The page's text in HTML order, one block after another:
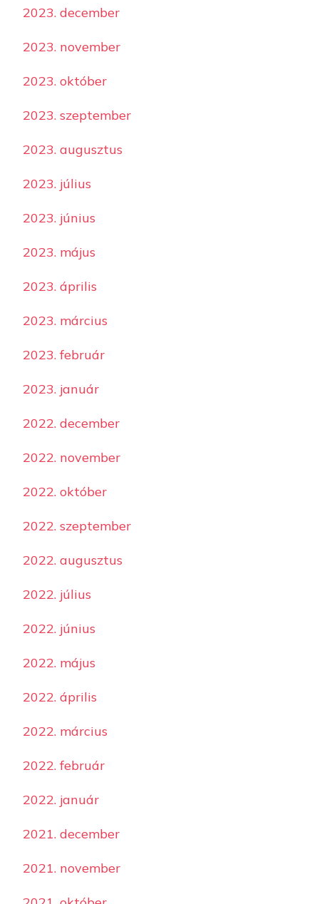
2023. december
2023. november
2023. október
2023. szeptember
2023. augusztus
2023. július
2023. június
2023. május
2023. április
2023. március
2023. február
2023. január
2022. december
2022. november
2022. október
2022. szeptember
2022. augusztus
2022. július
2022. június
2022. május
2022. április
2022. március
2022. február
2022. január
2021. december
2021. november